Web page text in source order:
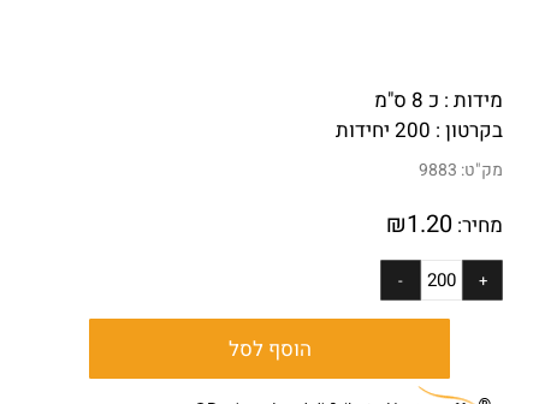
מידות : כ 8 ס"מ
בקרטון : 200 יחידות
מק"ט: 9883
מחיר: ₪1.20
הוסף לסל